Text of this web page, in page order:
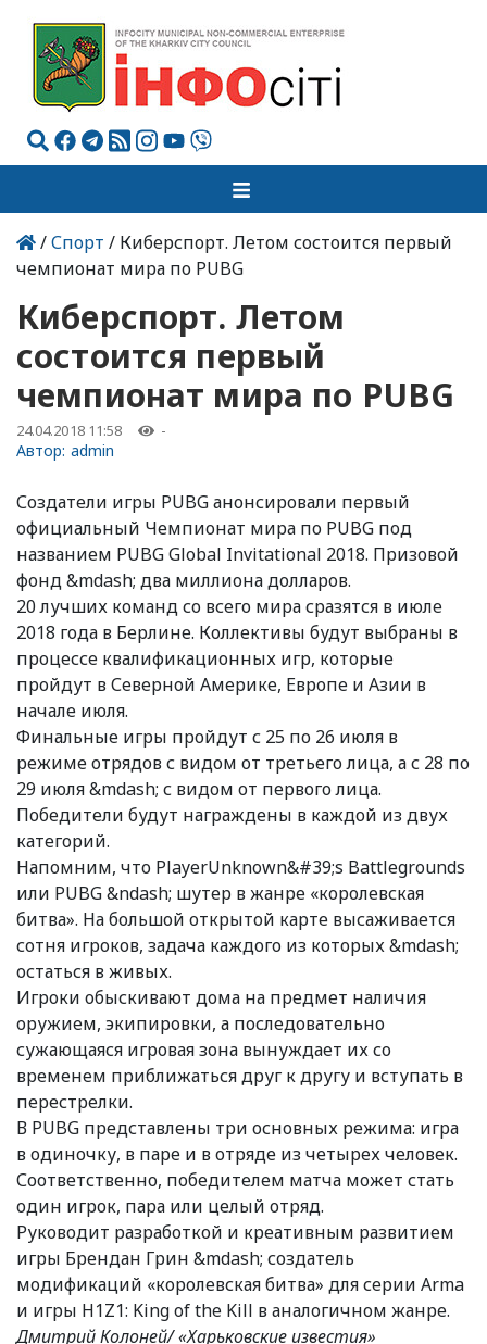
/Спорт / Киберспорт. Летом состоится первый
чемпионат мира по PUBG
Киберспорт. Летом
состоится первый
чемпионат мира по PUBG
24.04.2018 11:58 -
Автор: admin
Создатели игры PUBG анонсировали первый
официальный Чемпионат мира по PUBG под
названием PUBG Global Invitational 2018. Призовой
фонд &mdash; два миллиона долларов.
20 лучших команд со всего мира сразятся в июле
2018 года в Берлине. Коллективы будут выбраны в
процессе квалификационных игр, которые
пройдут в Северной Америке, Европе и Азии в
начале июля.
Финальные игры пройдут с 25 по 26 июля в
режиме отрядов с видом от третьего лица, а с 28 по
29 июля &mdash; с видом от первого лица.
Победители будут награждены в каждой из двух
категорий.
Напомним, что PlayerUnknown&#39;s Battlegrounds
или PUBG &ndash; шутер в жанре «королевская
битва». На большой открытой карте высаживается
сотня игроков, задача каждого из которых &mdash;
остаться в живых.
Игроки обыскивают дома на предмет наличия
оружием, экипировки, а последовательно
сужающаяся игровая зона вынуждает их со
временем приближаться друг к другу и вступать в
перестрелки.
В PUBG представлены три основных режима: игра
в одиночку, в паре и в отряде из четырех человек.
Соответственно, победителем матча может стать
один игрок, пара или целый отряд.
Руководит разработкой и креативным развитием
игры Брендан Грин &mdash; создатель
модификаций «королевская битва» для серии Arma
и игры H1Z1: King of the Kill в аналогичном жанре.
Дмитрий Колоней/ «Харьковские известия»